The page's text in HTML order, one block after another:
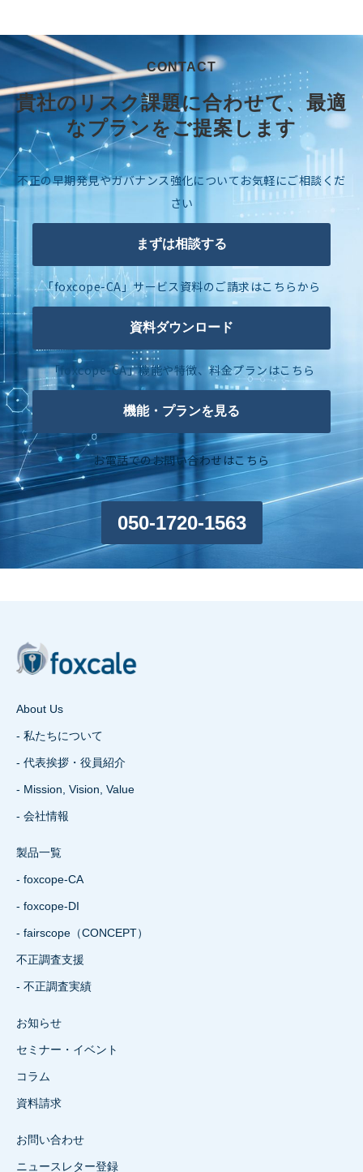
CONTACT
貴社のリスク課題に合わせて、最適
なプランをご提案します
不正の早期発見やガバナンス強化についてお気軽にご相談くだ
さい
まずは相談する
「foxcope-CA」サービス資料のご請求はこちらから
資料ダウンロード
「foxcope-CA」機能や特徴、料金プランはこちら
機能・プランを見る
お電話でのお問い合わせはこちら
050-1720-1563
About Us
- 私たちについて
- 代表挨拶・役員紹介
- Mission, Vision, Value
- 会社情報
製品一覧
- foxcope-CA
- foxcope-DI
- fairscope（CONCEPT）
不正調査支援
- 不正調査実績
お知らせ
セミナー・イベント
コラム
資料請求
お問い合わせ
ニュースレター登録